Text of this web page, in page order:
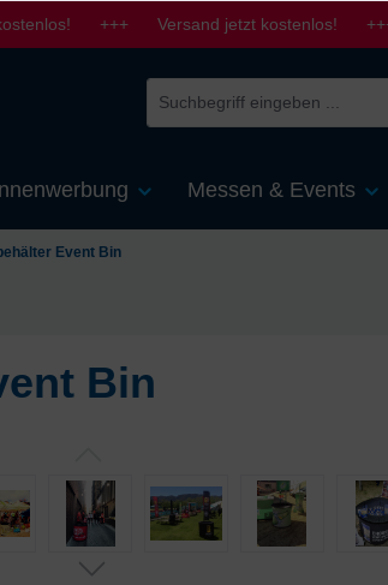
+++ Versand jetzt kostenlos!
Messen & Events
Event Bin
Bin